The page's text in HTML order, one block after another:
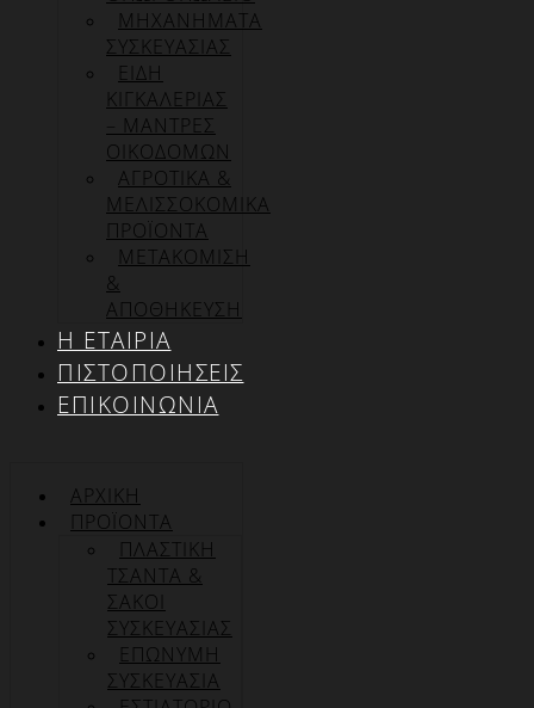
ΜΗΧΑΝΗΜΑΤΑ
ΣΥΣΚΕΥΑΣΙΑΣ
ΕΙΔΗ
ΚΙΓΚΑΛΕΡΙΑΣ
– ΜΑΝΤΡΕΣ
ΟΙΚΟΔΟΜΩΝ
ΑΓΡΟΤΙΚΑ &
ΜΕΛΙΣΣΟΚΟΜΙΚΑ
ΠΡΟΪΟΝΤΑ
ΜΕΤΑΚΟΜΙΣΗ
&
ΑΠΟΘΗΚΕΥΣΗ
Η ΕΤΑΙΡΊΑ
ΠΙΣΤΟΠΟΙΉΣΕΙΣ
ΕΠΙΚΟΙΝΩΝΊΑ
ΑΡΧΙΚΉ
ΠΡΟΪΌΝΤΑ
ΠΛΑΣΤΙΚΗ
ΤΣΑΝΤΑ &
ΣΑΚΟΙ
ΣΥΣΚΕΥΑΣΙΑΣ
ΕΠΏΝΥΜΗ
ΣΥΣΚΕΥΑΣΊΑ